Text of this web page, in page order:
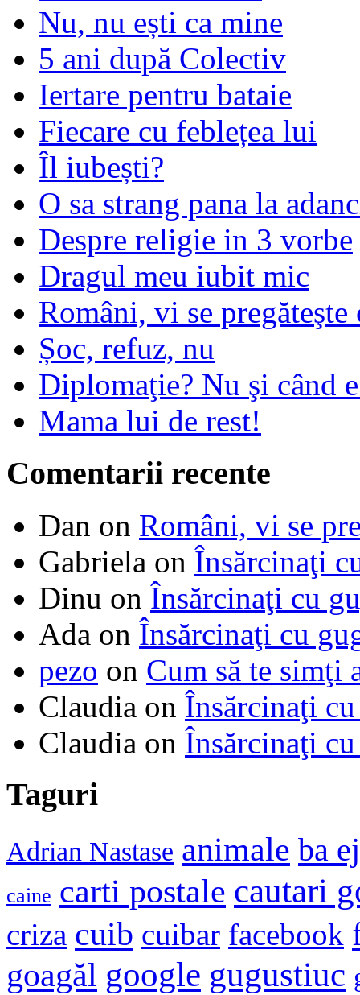
Nu, nu ești ca mine
5 ani după Colectiv
Iertare pentru bataie
Fiecare cu feblețea lui
Îl iubești?
O sa strang pana la
Despre religie in 3 vorbe
Dragul meu iubit mic
Români, vi se pregăteşte
Șoc, refuz, nu
Diplomaţie? Nu şi când
Mama lui de rest!
Comentarii recente
Dan on Români, vi se
Gabriela on Însărcinaţi
Dinu on Însărcinaţi cu
Ada on Însărcinaţi cu
pezo on Cum să te simţi
Claudia on Însărcinaţi
Claudia on Însărcinaţi
Taguri
Adrian Nastase animale ba
caine carti postale cautari
criza cuib cuibar facebook
goagăl google gugustiuc